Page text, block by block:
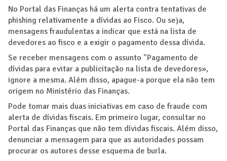
No Portal das Finanças há um alerta contra tentativas de
phishing relativamente a dívidas ao Fisco. Ou seja,
mensagens fraudulentas a indicar que está na lista de
devedores ao fisco e a exigir o pagamento dessa dívida.
Se receber mensagens com o assunto "Pagamento de
dívidas para evitar a publicitação na lista de devedores»,
ignore a mesma. Além disso, apague-a porque ela não tem
origem no Ministério das Finanças.
Pode tomar mais duas iniciativas em caso de fraude com
alerta de dívidas fiscais. Em primeiro lugar, consultar no
Portal das Finanças que não tem dívidas fiscais. Além disso,
denunciar a mensagem para que as autoridades possam
procurar os autores desse esquema de burla.